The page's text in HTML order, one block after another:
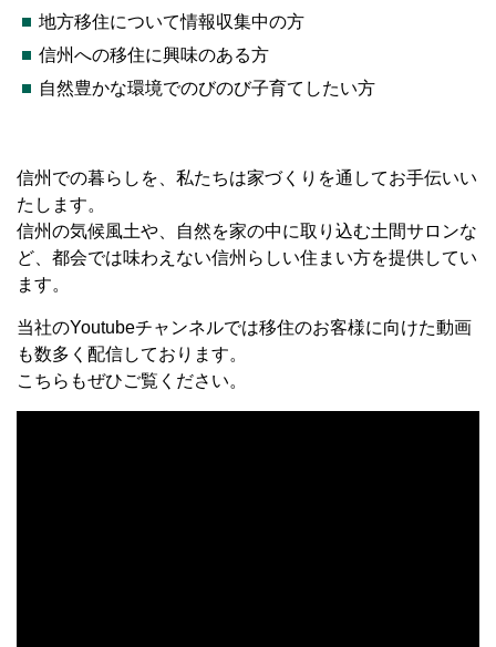
地方移住について情報収集中の方
信州への移住に興味のある方
自然豊かな環境でのびのび子育てしたい方
信州での暮らしを、私たちは家づくりを通してお手伝いい
たします。
信州の気候風土や、自然を家の中に取り込む土間サロンな
ど、都会では味わえない信州らしい住まい方を提供してい
ます。
当社のYoutubeチャンネルでは移住のお客様に向けた動画
も数多く配信しております。
こちらもぜひご覧ください。